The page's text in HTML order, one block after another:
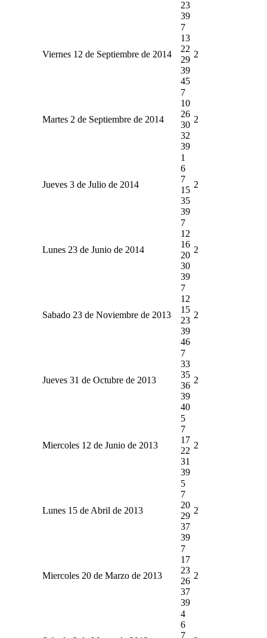
23
39
Viernes 12 de Septiembre de 2014
7
13
22
29
39
45
2
Martes 2 de Septiembre de 2014
7
10
26
30
32
39
2
Jueves 3 de Julio de 2014
1
6
7
15
35
39
2
Lunes 23 de Junio de 2014
7
12
16
20
30
39
2
Sabado 23 de Noviembre de 2013
7
12
15
23
39
46
2
Jueves 31 de Octubre de 2013
7
33
35
36
39
40
2
Miercoles 12 de Junio de 2013
5
7
17
22
31
39
2
Lunes 15 de Abril de 2013
5
7
20
29
37
39
2
Miercoles 20 de Marzo de 2013
7
17
23
26
37
39
2
4
6
7